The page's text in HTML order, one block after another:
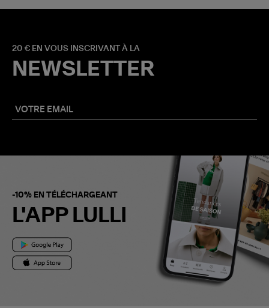
20 € EN VOUS INSCRIVANT À LA
NEWSLETTER
-10% EN TÉLÉCHARGEANT
L'APP LULLI